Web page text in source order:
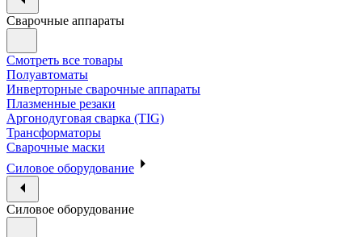
Сварочные аппараты
Смотреть все товары
Полуавтоматы
Инверторные сварочные аппараты
Плазменные резаки
Аргонодуговая сварка (TIG)
Трансформаторы
Сварочные маски
Силовое оборудование
Силовое оборудование